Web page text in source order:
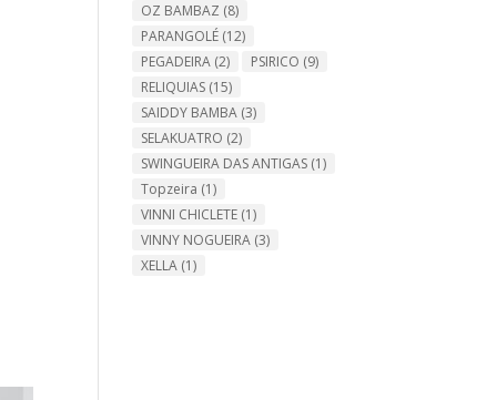
OZ BAMBAZ (8)
PARANGOLÉ (12)
PEGADEIRA (2) PSIRICO (9)
RELIQUIAS (15)
SAIDDY BAMBA (3)
SELAKUATRO (2)
SWINGUEIRA DAS ANTIGAS (1)
Topzeira (1)
VINNI CHICLETE (1)
VINNY NOGUEIRA (3)
XELLA (1)